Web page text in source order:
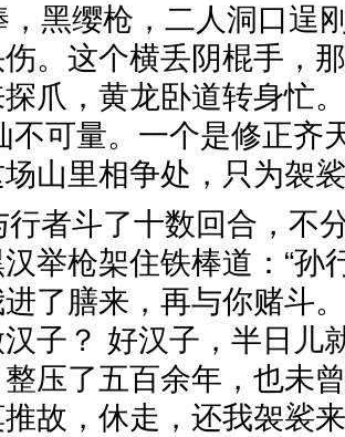
，黑缨枪，二人洞口逞
。这个横丢阴棍手，
爪，黄龙卧道转身忙
不可量。一个是修正齐
场山里相争处，只为
行者斗了十数回合，不
举枪架住铁棒道：“孙
了膳来，再与你赌斗
子？ 好汉子，半日儿
压了五百余年，也未
故，休走，还我袈裟